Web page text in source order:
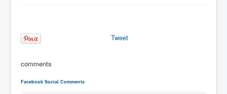
Tweet
comments
Facebook Social Comments